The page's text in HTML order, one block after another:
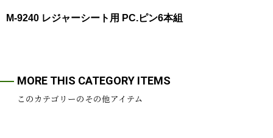
M-9240 レジャーシート用 PC.ピン6本組
MORE THIS CATEGORY ITEMS
このカテゴリーのその他アイテム